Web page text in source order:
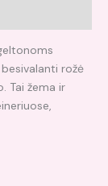
rožė
Tai žema ir